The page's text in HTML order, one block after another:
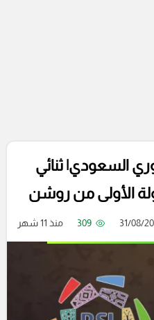
السعودي| ثنائي
الأولى من روشن
309 منذ 11 شهر